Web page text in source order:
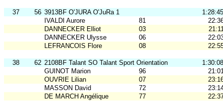
37 56 3913BF O'JURA O'JuRa 1
1:28:45
IVALDI Aurore
81
DANNECKER Elliot
03
DANNECKER Ulysse
06
LEFRANCOIS Flore
08
38 62 2108BF Talant SO Talant Sport Orientation
1:30:08
GUINOT Marion
96
OUVRIE Lilian
07
MASSON David
72
DE MARCH Angélique
77